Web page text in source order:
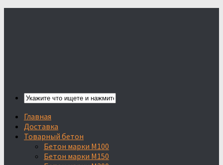
Главная
Доставка
Товарный бетон
Бетон марки М100
Бетон марки М150